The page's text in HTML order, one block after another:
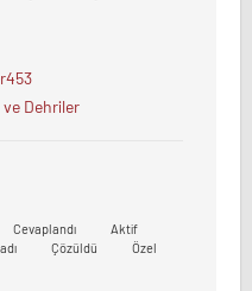
ve Dehriler
Cevaplandı
Aktif
Çözüldü
Özel